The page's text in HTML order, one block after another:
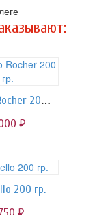
Ferrero Rocher 200 гр.
руб.
200 гр.
руб.